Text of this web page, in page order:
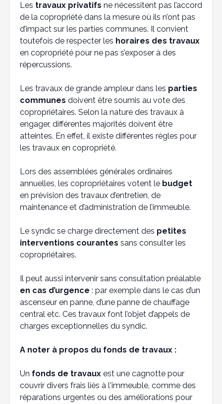
Les travaux privatifs ne nécessitent pas l’accord
de la copropriété dans la mesure où ils n’ont pas
d’impact sur les parties communes. Il convient
toutefois de respecter les horaires des travaux
en copropriété pour ne pas s’exposer à des
répercussions.
Les travaux de grande ampleur dans les parties
communes doivent être soumis au vote des
copropriétaires. Selon la nature des travaux à
engager, différentes majorités doivent être
atteintes. En effet, il existe différentes règles pour
les travaux en copropriété.
Lors des assemblées générales ordinaires
annuelles, les copropriétaires votent le budget
en prévision des travaux d’entretien, de
maintenance et d’administration de l’immeuble.
Le syndic se charge directement des petites
interventions courantes sans consulter les
copropriétaires.
Il peut aussi intervenir sans consultation préalable
en cas d’urgence : par exemple dans le cas d’un
ascenseur en panne, d’une panne de chauffage
central etc. Ces travaux font l’objet d’appels de
charges exceptionnelles du syndic.
A noter à propos du fonds de travaux :
Un fonds de travaux est une cagnotte pour
couvrir divers frais liés à l'immeuble, comme des
réparations urgentes ou des améliorations pour